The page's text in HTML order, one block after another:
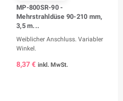
MP-800SR-90 -
Mehrstrahldüse 90-210 mm,
3,5 m...
Weiblicher Anschluss. Variabler
Winkel.
8,37 € inkl. MwSt.